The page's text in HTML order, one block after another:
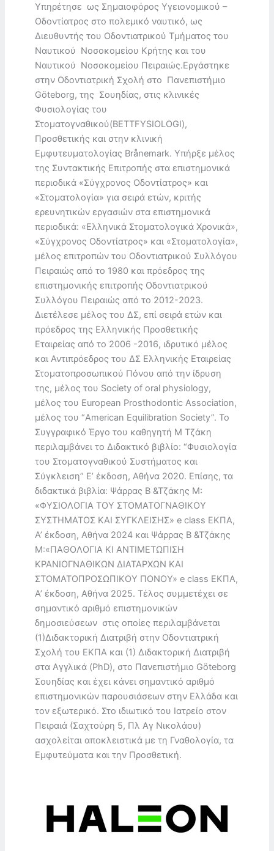
Υπηρέτησε ως Σημαιοφόρος Υγειονομικού –
Οδοντίατρος στο πολεμικό ναυτικό, ως
Διευθυντής του Οδοντιατρικού Τμήματος του
Ναυτικού Νοσοκομείου Κρήτης και του
Ναυτικού Νοσοκομείου Πειραιώς.Εργάστηκε
στην Οδοντιατρική Σχολή στο Πανεπιστήμιο
Göteborg, της Σουηδίας, στις κλινικές
Φυσιολογίας του
Στοματογναθικού(BETTFYSIOLOGI),
Προσθετικής και στην κλινική
Εμφυτευματολογίας Brånemark. Υπήρξε μέλος
της Συντακτικής Επιτροπής στα επιστημονικά
περιοδικά «Σύγχρονος Οδοντίατρος» και
«Στοματολογία» για σειρά ετών, κριτής
ερευνητικών εργασιών στα επιστημονικά
περιοδικά: «Ελληνικά Στοματολογικά Χρονικά»,
«Σύγχρονος Οδοντίατρος» και «Στοματολογία»,
μέλος επιτροπών του Οδοντιατρικού Συλλόγου
Πειραιώς από το 1980 και πρόεδρος της
επιστημονικής επιτροπής Οδοντιατρικού
Συλλόγου Πειραιώς από το 2012-2023.
Διετέλεσε μέλος του ΔΣ, επί σειρά ετών και
πρόεδρος της Ελληνικής Προσθετικής
Εταιρείας από το 2006 -2016, ιδρυτικό μέλος
και Αντιπρόεδρος του ΔΣ Ελληνικής Εταιρείας
Στοματοπροσωπικού Πόνου από την ίδρυση
της, μέλος του Society of oral physiology,
μέλος του European Prosthodontic Association,
μέλος του “American Equilibration Society”. Το
Συγγραφικό Έργο του καθηγητή Μ Τζάκη
περιλαμβάνει το Διδακτικό βιβλίο: “Φυσιολογία
του Στοματογναθικού Συστήματος και
Σύγκλειση” Ε’ έκδοση, Αθήνα 2020. Επίσης, τα
διδακτικά βιβλία: Ψάρρας Β &Τζάκης Μ:
«ΦΥΣΙΟΛΟΓΙΑ ΤΟΥ ΣΤΟΜΑΤΟΓΝΑΘΙΚΟΥ
ΣΥΣΤΗΜΑΤΟΣ ΚΑΙ ΣΥΓΚΛΕΙΣΗΣ» e class ΕΚΠΑ,
Α’ έκδοση, Αθήνα 2024 και Ψάρρας Β &Τζάκης
Μ:«ΠΑΘΟΛΟΓΙΑ ΚΙ ΑΝΤΙΜΕΤΩΠΙΣΗ
ΚΡΑΝΙΟΓΝΑΘΙΚΩΝ ΔΙΑΤΑΡΧΩΝ ΚΑΙ
ΣΤΟΜΑΤΟΠΡΟΣΩΠΙΚΟΥ ΠΟΝΟΥ» e class ΕΚΠΑ,
Α’ έκδοση, Αθήνα 2025. Τέλος συμμετέχει σε
σημαντικό αριθμό επιστημονικών
δημοσιεύσεων στις οποίες περιλαμβάνεται
(1)Διδακτορική Διατριβή στην Οδοντιατρική
Σχολή του ΕΚΠΑ και (1) Διδακτορική Διατριβή
στα Αγγλικά (PhD), στο Πανεπιστήμιο Göteborg
Σουηδίας και έχει κάνει σημαντικό αριθμό
επιστημονικών παρουσιάσεων στην Ελλάδα και
τον εξωτερικό. Στο ιδιωτικό του Ιατρείο στον
Πειραιά (Σαχτούρη 5, Πλ Αγ Νικολάου)
ασχολείται αποκλειστικά με τη Γναθολογία, τα
Εμφυτεύματα και την Προσθετική.